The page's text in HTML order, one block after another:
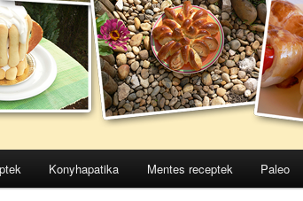
Konyhapatika Mentes receptek Paleo